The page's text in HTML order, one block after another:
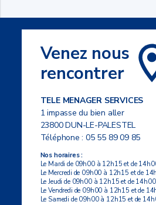
Venez nous
rencontrer
TELE MENAGER SERVICES
1 impasse du bien aller
23800 DUN-LE-PALESTEL
Téléphone :05 55 89 09 85
Nos horaires :
Le Mardi de 09h00 à 12h15 et de
Le Mercredi de 09h00 à 12h15 et de
Le Jeudi de 09h00 à 12h15 et de
Le Vendredi de 09h00 à 12h15 et de
Le Samedi de 09h00 à 12h15 et de